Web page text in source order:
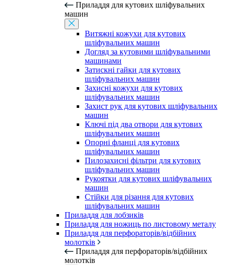
Приладдя для кутових шліфувальних
машин
Витяжні кожухи для кутових
шліфувальних машин
Догляд за кутовими шліфувальними
машинами
Затискні гайки для кутових
шліфувальних машин
Захисні кожухи для кутових
шліфувальних машин
Захист рук для кутових шліфувальних
машин
Ключі під два отвори для кутових
шліфувальних машин
Опорні фланці для кутових
шліфувальних машин
Пилозахисні фільтри для кутових
шліфувальних машин
Рукоятки для кутових шліфувальних
машин
Стійки для різання для кутових
шліфувальних машин
Приладдя для лобзиків
Приладдя для ножиць по листовому металу
Приладдя для перфораторів/відбійних
молотків
Приладдя для перфораторів/відбійних
молотків